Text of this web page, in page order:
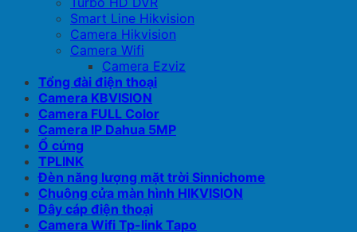
Smart Line Hikvision
Camera Hikvision
Camera Wifi
Camera Ezviz
Tổng đài điện thoại
Camera KBVISION
Camera FULL Color
Camera IP Dahua 5MP
Ổ cứng
TPLINK
Đèn năng lượng mặt trời Sinnichome
Chuông cửa màn hình HIKVISION
Dây cáp điện thoại
Camera Wifi Tp-link Tapo